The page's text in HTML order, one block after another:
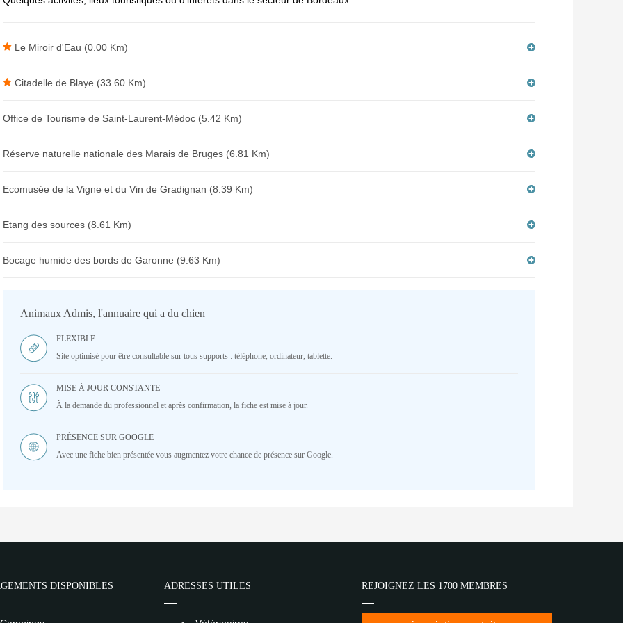
Le Miroir d'Eau (0.00 Km)
Citadelle de Blaye (33.60 Km)
Office de Tourisme de Saint-Laurent-Médoc (5.42 Km)
Réserve naturelle nationale des Marais de Bruges (6.81 Km)
Ecomusée de la Vigne et du Vin de Gradignan (8.39 Km)
Etang des sources (8.61 Km)
Bocage humide des bords de Garonne (9.63 Km)
Animaux Admis, l'annuaire qui a du chien
FLEXIBLE
Site optimisé pour être consultable sur tous supports : téléphone, ordinateur, tablette.
MISE À JOUR CONSTANTE
À la demande du professionnel et après confirmation, la fiche est mise à jour.
PRÉSENCE SUR GOOGLE
Avec une fiche bien présentée vous augmentez votre chance de présence sur Google.
DISPONIBLES ADRESSES UTILES REJOIGNEZ LES 1700 MEMBRES